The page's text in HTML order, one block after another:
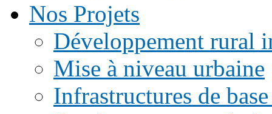
Nos Projets
Développement rural
Mise à niveau urbaine
Infrastructures de